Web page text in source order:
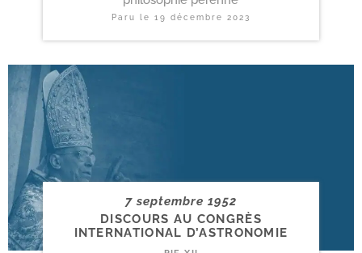
Paru le 19 décembre 2023
7 septembre 1952
DISCOURS AU CONGRÈS
INTERNATIONAL D’ASTRONOMIE